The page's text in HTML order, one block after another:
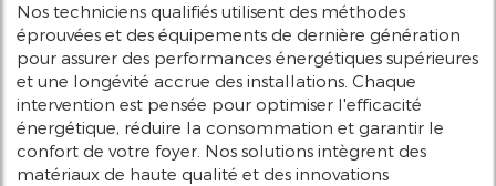
Nos techniciens qualifiés utilisent des méthodes
éprouvées et des équipements de dernière génération
pour assurer des performances énergétiques supérieures
et une longévité accrue des installations. Chaque
intervention est pensée pour optimiser l'efficacité
énergétique, réduire la consommation et garantir le
confort de votre foyer. Nos solutions intègrent des
matériaux de haute qualité et des innovations